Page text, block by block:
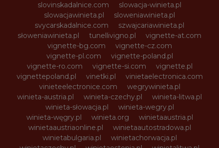
slovinskadalnice.com
slowacja-winieta.pl
slowacjawinieta.pl
sloweniawinieta.pl
svycarskadalnice.com
szwajcariawinieta.pl
słoweniawinieta.pl
tunellivigno.pl
vignette-at.com
vignette-bg.com
vignette-cz.com
vignette-pl.com
vignette-poland.pl
vignette-ro.com
vignette-si.com
vignette.pl
vignettepoland.pl
vinetki.pl
vinietaelectronica.com
vinieteelectronice.com
wegrywinieta.pl
winieta-austria.pl
winieta-czechy.pl
winieta-litwa.pl
winieta-słowacja.pl
winieta-wegry.pl
winieta-węgry.pl
winieta.org
winietaaustria.pl
winietaaustriaonline.pl
winietaautostradowa.pl
winietabulgaria.pl
winietachorwacja.pl